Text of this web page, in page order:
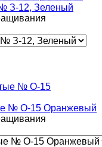
З-12, Зеленый
№ О-15 Оранжевый